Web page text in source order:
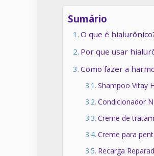
Sumário
O que é
Por que usar
Como fazer a
Shampoo Vitay
Condicionador
Creme de
Creme para
Recarga